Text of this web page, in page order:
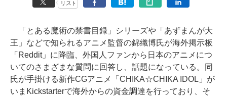
リスト
「とある魔術の禁書目録」シリーズや「あずまんが大
王」などで知られるアニメ監督の錦織博氏が海外掲示板
「Reddit」に降臨、外国人ファンから日本のアニメにつ
いてのさまざまな質問に回答し、話題になっている。同
氏が手掛ける新作CGアニメ「CHIKA☆CHIKA IDOL」が
いまKickstarterで海外からの資金調達を行っており、そ